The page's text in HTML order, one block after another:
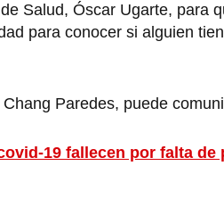
Salud, Óscar Ugarte, para
para conocer si alguien
Paredes, puede
19 fallecen por falta